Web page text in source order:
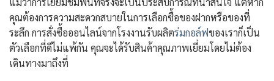
คุณต้องการความสะดวกสบายในการเลือกซื้อของฝากหรือของที่
ระลึก การสั่งซื้อออนไลน์จากโรงงานรับผลิตร่มกอล์ฟของเราก็เป็น
ตัวเลือกที่ดีไม่แพ้กัน คุณจะได้รับสินค้าคุณภาพเยี่ยมโดยไม่ต้อง
เดินทางมาถึงที่